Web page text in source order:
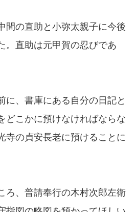
間の直助と小弥太親子に今後
。直助は元甲賀の忍びであ
に、書庫にある自分の日記と
どこかに預けなければならな
寺の貞安長老に預けることに
ろ、普請奉行の木村次郎左衛